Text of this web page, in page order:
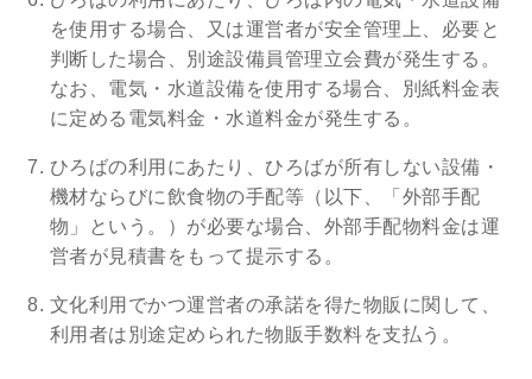
を使用する場合、又は運営者が安全管理上、必要と
判断した場合、別途設備員管理立会費が発生する。
なお、電気・水道設備を使用する場合、別紙料金表
に定める電気料金・水道料金が発生する。
ひろばの利用にあたり、ひろばが所有しない設備・
機材ならびに飲食物の手配等（以下、「外部手配
物」という。）が必要な場合、外部手配物料金は運
営者が見積書をもって提示する。
文化利用でかつ運営者の承諾を得た物販に関して、
利用者は別途定められた物販手数料を支払う。